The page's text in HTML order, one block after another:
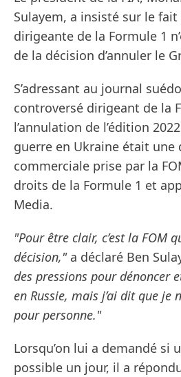
Sulayem, a insisté sur le fait
dirigeante de la Formule 1
de la décision d’annuler le
S’adressant au journal
controversé dirigeant de la
l’annulation de l’édition
guerre en Ukraine était une
commerciale prise par la
droits de la Formule 1 et
Media.
"Pour être clair, c’est la FOM
décision,"a déclaré Ben
des pressions pour dénoncer
en Russie, mais j’ai dit que je
pour personne."
Lorsqu’on lui a demandé si
possible un jour, il a